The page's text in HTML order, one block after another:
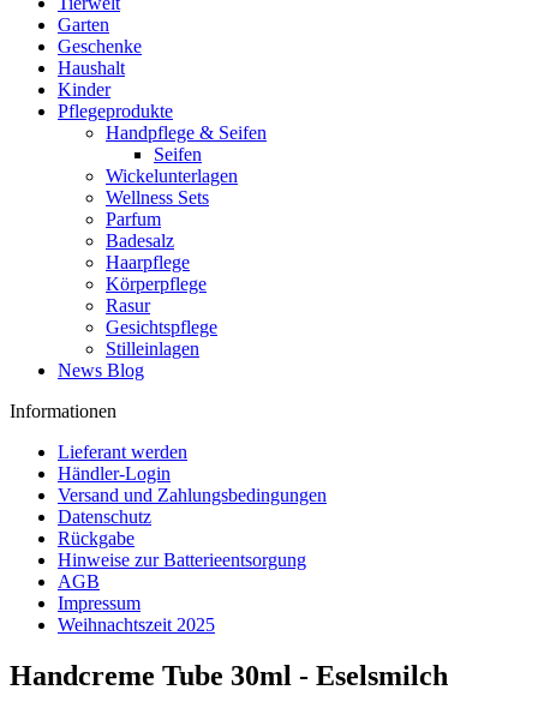
Garten
Geschenke
Haushalt
Kinder
Pflegeprodukte
Handpflege & Seifen
Seifen
Wickelunterlagen
Wellness Sets
Parfum
Badesalz
Haarpflege
Körperpflege
Rasur
Gesichtspflege
Stilleinlagen
News Blog
Informationen
Lieferant werden
Händler-Login
Versand und Zahlungsbedingungen
Datenschutz
Rückgabe
Hinweise zur Batterieentsorgung
AGB
Impressum
Weihnachtszeit 2025
Handcreme Tube 30ml - Eselsmilch